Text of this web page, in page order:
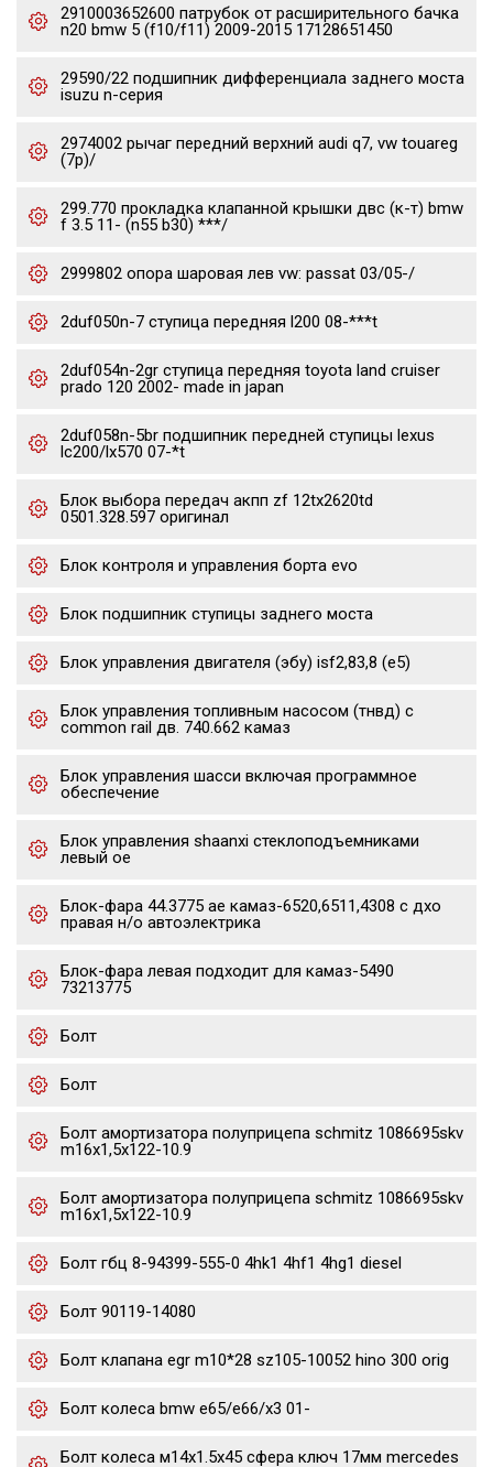
2910003652600 патрубок от расширительного бачка
n20 bmw 5 (f10/f11) 2009-2015 17128651450
29590/22 подшипник дифференциала заднего моста
isuzu n-серия
2974002 рычаг передний верхний audi q7, vw touareg
(7p)/
299.770 прокладка клапанной крышки двс (к-т) bmw
f 3.5 11- (n55 b30) ***/
2999802 опора шаровая лев vw: passat 03/05-/
2duf050n-7 ступица передняя l200 08-***t
2duf054n-2gr ступица передняя toyota land cruiser
prado 120 2002- made in japan
2duf058n-5br подшипник передней ступицы lexus
lc200/lx570 07-*t
Блок выбора передач акпп zf 12tx2620td
0501.328.597 оригинал
Блок контроля и управления борта evo
Блок подшипник ступицы заднего моста
Блок управления двигателя (эбу) isf2,83,8 (е5)
Блок управления топливным насосом (тнвд) с
common rail дв. 740.662 камаз
Блок управления шасси включая программное
обеспечение
Блок управления shaanxi стеклоподъемниками
левый oe
Блок-фара 44.3775 ae камаз-6520,6511,4308 с дхо
правая н/о автоэлектрика
Блок-фара левая подходит для камаз-5490
73213775
Болт
Болт
Болт амортизатора полуприцепа schmitz 1086695skv
m16x1,5х122-10.9
Болт амортизатора полуприцепа schmitz 1086695skv
m16x1,5х122-10.9
Болт гбц 8-94399-555-0 4hk1 4hf1 4hg1 diesel
Болт 90119-14080
Болт клапана egr m10*28 sz105-10052 hino 300 orig
Болт колеса bmw e65/e66/x3 01-
Болт колеса м14х1.5х45 сфера ключ 17мм mercedes